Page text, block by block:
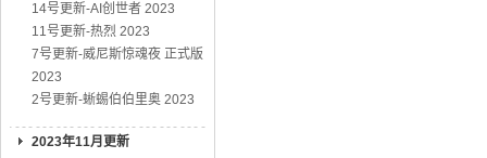
14号更新-AI创世者 2023
11号更新-热烈 2023
7号更新-威尼斯惊魂夜 正式版
2023
2号更新-蜥蜴伯伯里奥 2023
2023年11月更新